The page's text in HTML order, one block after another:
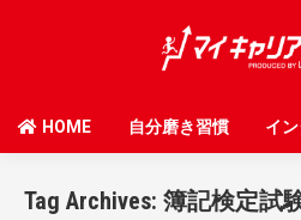
HOME 自分磨き習慣 イ
Tag Archives: 簿記検定試